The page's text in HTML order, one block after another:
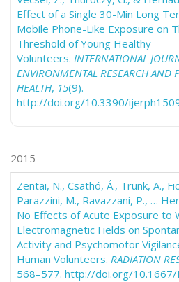
Effect of a Single 30-Min Long
Mobile Phone-Like Exposure on
Threshold of Young Healthy
Volunteers. INTERNATIONAL
ENVIRONMENTAL RESEARCH AND
HEALTH, 15(9).
http://doi.org/10.3390/
2015
Zentai, N., Csathó, Á., Trunk, A.,
Parazzini, M., Ravazzani, P., …
No Effects of Acute Exposure to
Electromagnetic Fields on
Activity and Psychomotor
Human Volunteers. RADIATION
568–577. http://doi.org/10.1667/